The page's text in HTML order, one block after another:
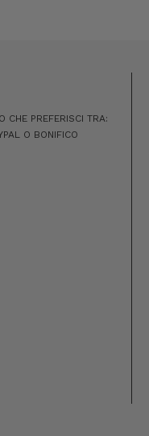
CHE PREFERISCI TRA:
O BONIFICO